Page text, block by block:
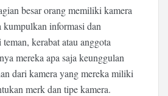
besar orang memiliki kamera
informasi dan
kerabat atau anggota
mereka apa saja keunggulan
dari kamera yang mereka miliki
merk dan tipe kamera.